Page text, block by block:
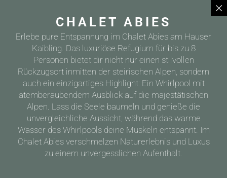
CHALET ABIES
Erlebe pure Entspannung im Chalet Abies am Hauser
Kaibling. Das luxuriöse Refugium für bis zu 8
Personen bietet dir nicht nur einen stilvollen
Rückzugsort inmitten der steirischen Alpen, sondern
auch ein einzigartiges Highlight: Ein Whirlpool mit
atemberaubendem Ausblick auf die majestätischen
Alpen. Lass die Seele baumeln und genieße die
unvergleichliche Aussicht, während das warme
Wasser des Whirlpools deine Muskeln entspannt. Im
Chalet Abies verschmelzen Naturerlebnis und Luxus
zu einem unvergesslichen Aufenthalt.